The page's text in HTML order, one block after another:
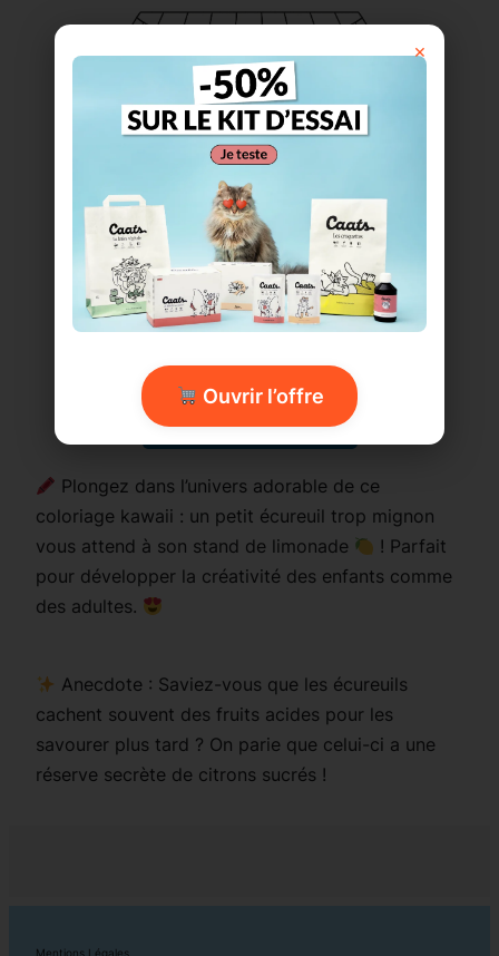
Imprimer ce coloriage
Plongez dans l’univers adorable de ce
coloriage kawaii : un petit écureuil trop mignon
vous attend à son stand de limonade
! Parfait
pour développer la créativité des enfants comme
des adultes.
Anecdote : Saviez-vous que les écureuils
cachent souvent des fruits acides pour les
savourer plus tard ? On parie que celui-ci a une
réserve secrète de citrons sucrés !
Mentions Légales
×
Ouvrir l’offre